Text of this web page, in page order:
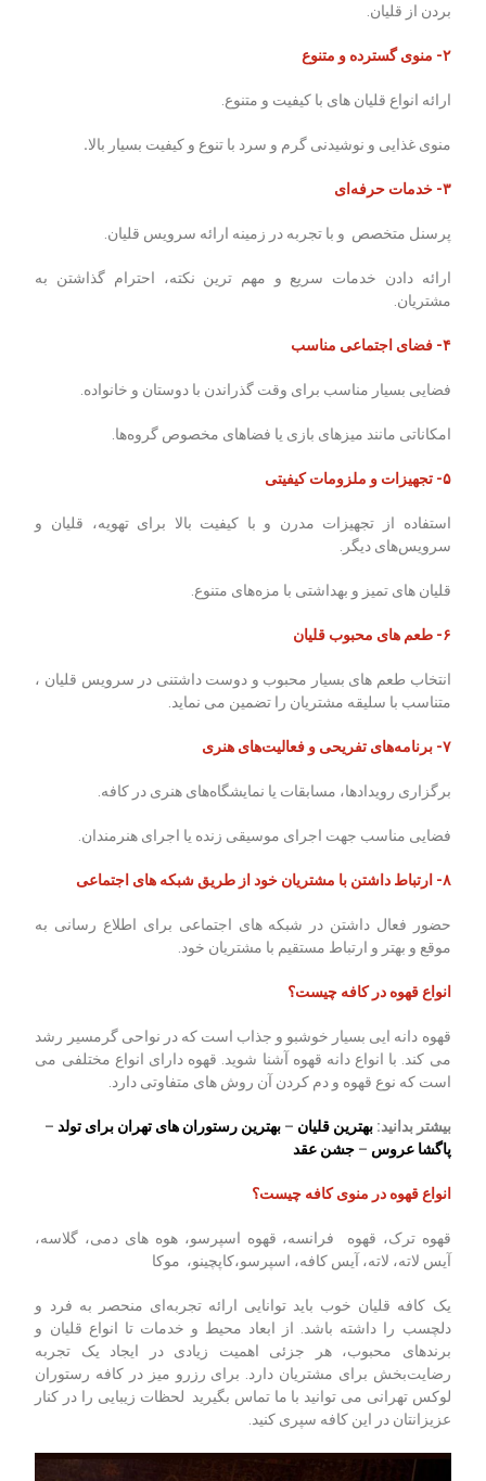
‌بردن از قلیان.
۲- منوی گسترده و متنوع
ارائه انواع قلیان ‌های با کیفیت و متنوع.
منوی غذایی و نوشیدنی گرم و سرد با تنوع و کیفیت بسیار بالا.
۳- خدمات حرفه‌ای
پرسنل متخصص و با تجربه در زمینه ارائه سرویس قلیان.
ارائه دادن خدمات سریع و مهم‌ ترین نکته، احترام گذاشتن به
مشتریان.
۴- فضای اجتماعی مناسب
فضایی بسیار مناسب برای وقت گذراندن با دوستان و خانواده.
امکاناتی مانند میزهای بازی یا فضاهای مخصوص گروه‌ها.
۵- تجهیزات و ملزومات کیفیتی
استفاده از تجهیزات مدرن و با کیفیت بالا برای تهویه، قلیان و
سرویس‌های دیگر.
قلیان ‌های تمیز و بهداشتی با مزه‌های متنوع.
۶- طعم های محبوب قلیان
انتخاب طعم های بسیار محبوب و دوست داشتنی در سرویس قلیان ،
متناسب با سلیقه مشتریان را تضمین می نماید.
۷- برنامه‌های تفریحی و فعالیت‌های هنری
برگزاری رویدادها، مسابقات یا نمایشگاه‌های هنری در کافه.
فضایی مناسب جهت اجرای موسیقی زنده یا اجرای هنرمندان.
۸- ارتباط داشتن با مشتریان خود از طریق شبکه‌ های اجتماعی
حضور فعال داشتن در شبکه ‌های اجتماعی برای اطلاع‌ رسانی به
موقع و بهتر و ارتباط مستقیم با مشتریان خود.
انواع قهوه در کافه چیست؟
قهوه دانه ایی بسیار خوشبو و جذاب است که در نواحی گرمسیر رشد
می کند. با انواع دانه قهوه آشنا شوید. قهوه دارای انواع مختلفی می
است که نوع قهوه و دم کردن آن روش های متفاوتی دارد.
بیشتر بدانید:بهترین قلیان –بهترین رستوران های تهران برای تولد –
پاگشا عروس –جشن عقد
انواع قهوه در منوی کافه چیست؟
قهوه ترک، قهوه فرانسه، قهوه اسپرسو، هوه های دمی، گلاسه،
آیس لاته، لاته، آیس کافه، اسپرسو،کاپچینو، موکا
یک کافه قلیان خوب باید توانایی ارائه تجربه‌ای منحصر به فرد و
دلچسب را داشته باشد. از ابعاد محیط و خدمات تا انواع قلیان و
برندهای محبوب، هر جزئی اهمیت زیادی در ایجاد یک تجربه
رضایت‌بخش برای مشتریان دارد. برای رزرو میز در کافه رستوران
لوکس تهرانی می توانید با ما تماس بگیرید لحظات زیبایی را در کنار
عزیزانتان در این کافه سپری کنید.